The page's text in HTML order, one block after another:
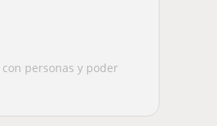
personas y poder